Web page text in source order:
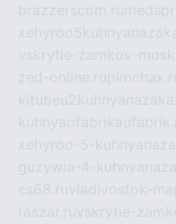
brazzerscom.ru
vskrytie-zamkov-
zed-online.ru
xehyroo-5-
guzywia-4-
cs68.ruvladivostok-
raszar.ruvskrytie-